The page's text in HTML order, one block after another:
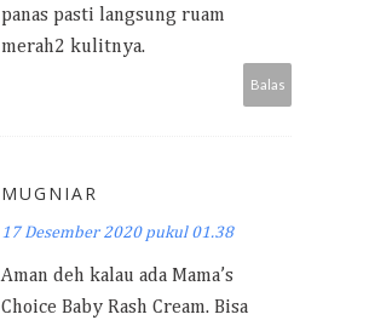
panas pasti langsung ruam
merah2 kulitnya.
Balas
MUGNIAR
17 Desember 2020 pukul 01.38
Aman deh kalau ada Mama’s
Choice Baby Rash Cream. Bisa